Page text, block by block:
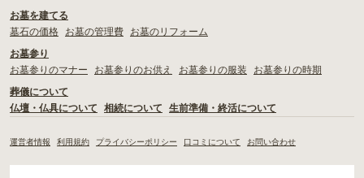
お墓を建てる
墓石の価格
お墓の管理費
お墓のリフォーム
お墓参り
お墓参りのマナー
お墓参りのお供え お墓参りの服装
お墓参りの時期
葬儀について
仏壇・仏具について
相続について 生前準備・終活について
運営者情報 利用規約 プライバシーポリシー 口コミについて お問い合わせ